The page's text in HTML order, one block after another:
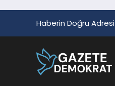
Haberin Doğru Adresi